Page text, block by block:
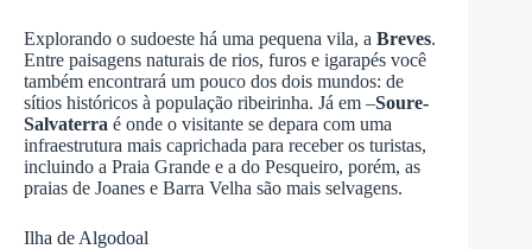
Explorando o sudoeste há uma pequena vila, a Breves.
Entre paisagens naturais de rios, furos e igarapés você
também encontrará um pouco dos dois mundos: de
sítios históricos à população ribeirinha. Já em –Soure-
Salvaterra é onde o visitante se depara com uma
infraestrutura mais caprichada para receber os turistas,
incluindo a Praia Grande e a do Pesqueiro, porém, as
praias de Joanes e Barra Velha são mais selvagens.
Ilha de Algodoal